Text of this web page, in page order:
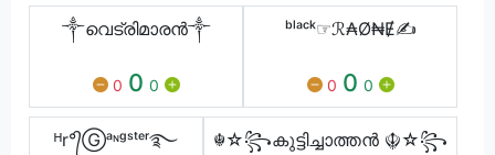
༒വെട്രിമാരൻ༒
0 0 0
ᵇˡᵃᶜᵏ☞ℛ₳Ø₦Ɇ✍
0 0 0
ᴴr°᭄Ⓖᵃᶰᵍˢᵗᵉʳ࿐ ☬☆꧂കുട്ടിച്ചാത്തൻ ☬☆꧂